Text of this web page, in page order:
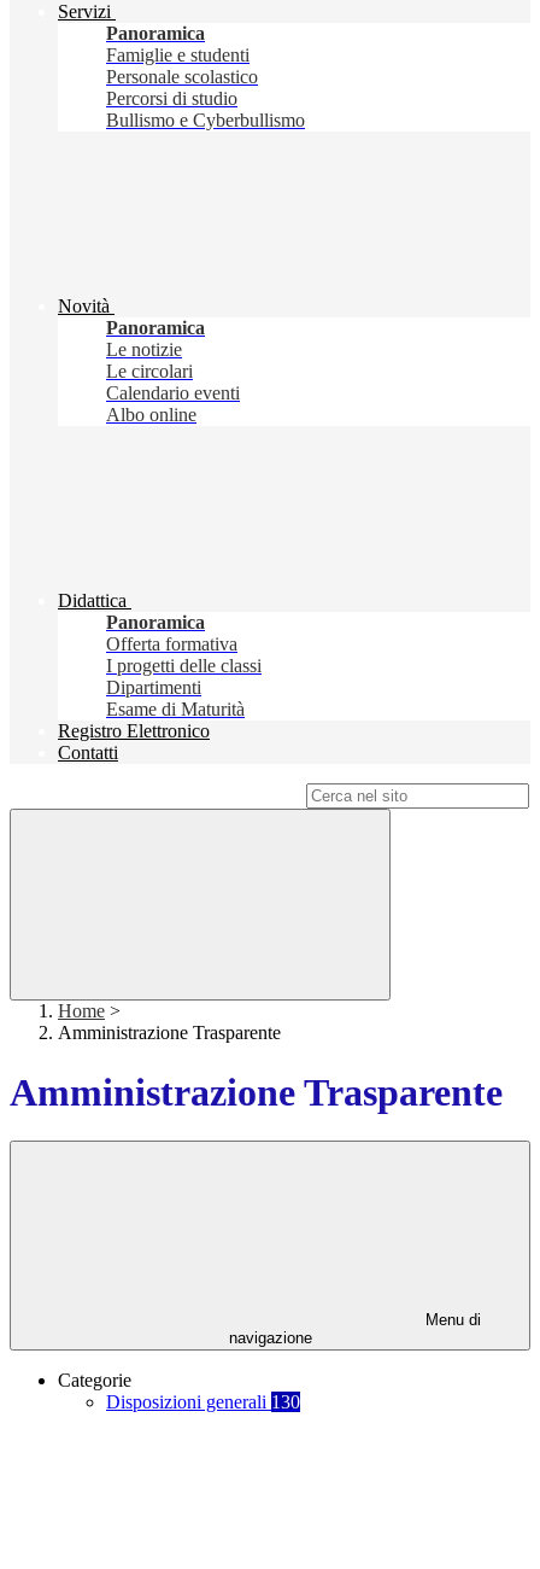
Servizi
Panoramica
Famiglie e studenti
Personale scolastico
Percorsi di studio
Bullismo e Cyberbullismo
Novità
Panoramica
Le notizie
Le circolari
Calendario eventi
Albo online
Didattica
Panoramica
Offerta formativa
I progetti delle classi
Dipartimenti
Esame di Maturità
Registro Elettronico
Contatti
Home >
Amministrazione Trasparente
Amministrazione Trasparente
Menu di
navigazione
Categorie
Disposizioni generali 130